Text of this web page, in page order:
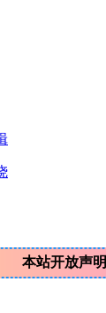
本站开放声明